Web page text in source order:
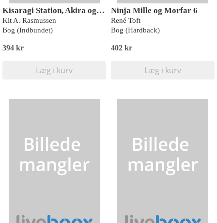
Kisaragi Station, Akira og Toto 2, NEURO, Læseklub
Kit A. Rasmussen
Bog (Indbundet)
394 kr
Læg i kurv
Ninja Mille og Morfar 6
René Toft
Bog (Hardback)
402 kr
Læg i kurv